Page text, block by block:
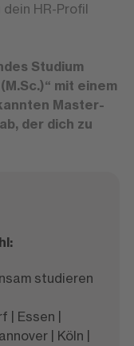
HR-Profil
Studium
mit einem
Master-
der dich zu
studieren
| Essen |
| Köln |